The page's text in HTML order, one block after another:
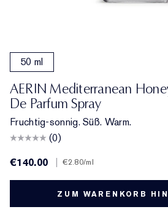
50 ml
AERIN Mediterranean
De Parfum Spray
Fruchtig-sonnig. Süß. Warm.
(0)
€140.00
€2.80/ml
ZUM WARENKORB